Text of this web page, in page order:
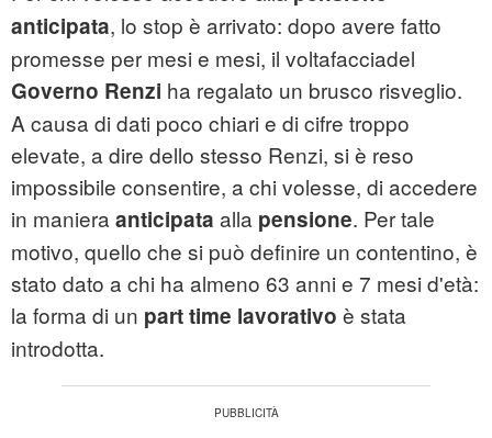
anticipata, lo stop è arrivato: dopo avere fatto
promesse per mesi e mesi, il voltafacciadel
Governo Renzi ha regalato un brusco risveglio.
A causa di dati poco chiari e di cifre troppo
elevate, a dire dello stesso Renzi, si è reso
impossibile consentire, a chi volesse, di accedere
in maniera anticipata alla pensione. Per tale
motivo, quello che si può definire un contentino, è
stato dato a chi ha almeno 63 anni e 7 mesi d'età:
la forma di un part time lavorativo è stata
introdotta.